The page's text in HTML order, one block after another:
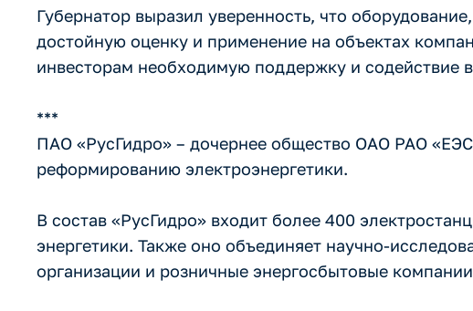
Губернатор выразил уверенность, что
достойную оценку и применение на объектах
инвесторам необходимую поддержку и содействие
***
ПАО «РусГидро» – дочернее общество ОАО РАО
реформированию электроэнергетики.
В состав «РусГидро» входит более 400
энергетики. Также оно объединяет научно-
организации и розничные энергосбытовые